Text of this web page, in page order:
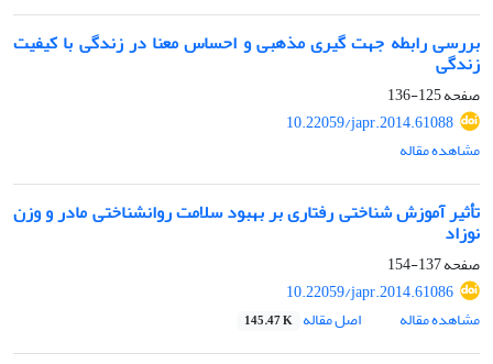
بررسی رابطه جهت گیری مذهبی و احساس معنا در زندگی با کیفیت
زندگی
صفحه125-136
10.22059/japr.2014.61088
مشاهده مقاله
تأثیر آموزش شناختی رفتاری بر بهبود سلامت روانشناختی مادر و وزن
نوزاد
صفحه137-154
10.22059/japr.2014.61086
مشاهده مقاله
اصل مقاله 145.47 K